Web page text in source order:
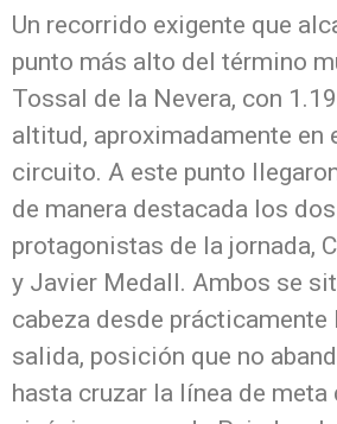
Un recorrido exigente que
punto más alto del término
Tossal de la Nevera, con
altitud, aproximadamente en
circuito. A este punto
de manera destacada los
protagonistas de la jornada,
y Javier Medall. Ambos se
cabeza desde prácticamente
salida, posición que no
hasta cruzar la línea de meta